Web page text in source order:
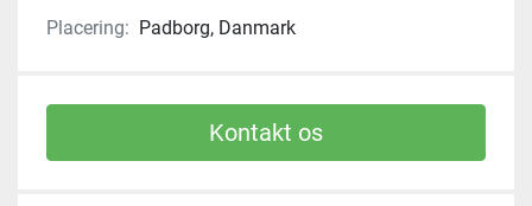
Placering: Padborg, Danmark
Kontakt os